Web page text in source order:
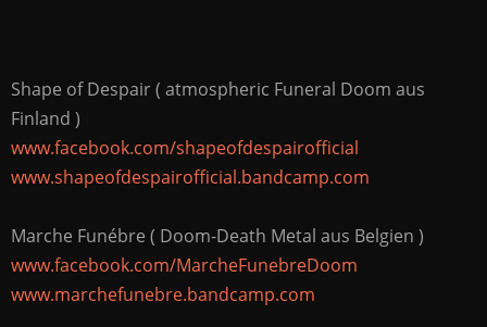
Shape of Despair ( atmospheric Funeral Doom aus
Finland )
www.facebook.com/shapeofdespairofficial
www.shapeofdespairofficial.bandcamp.com
Marche Funébre ( Doom-Death Metal aus Belgien )
www.facebook.com/MarcheFunebreDoom
www.marchefunebre.bandcamp.com